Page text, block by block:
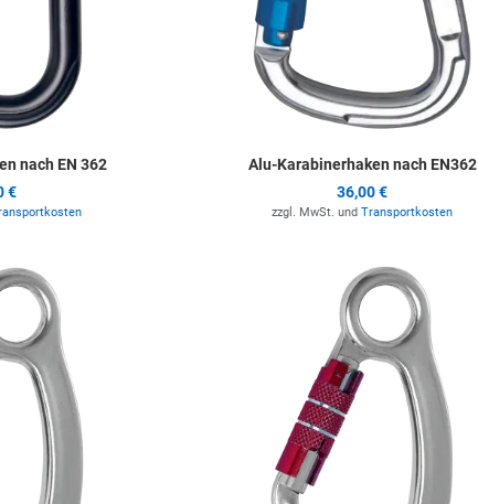
nach EN 362
€
Alu-Karabinerhaken nach EN362
36,00 €
zzgl. MwSt. und Transportkosten